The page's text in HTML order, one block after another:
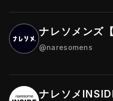
ナレソメンズ
@naresomens
ナレソメ